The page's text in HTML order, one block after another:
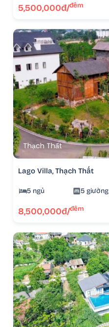
5,500,000đ/đêm
Thạch Thất
Lago Villa, Thạch Thất
5 ngủ 5 giường
8,500,000đ/đêm